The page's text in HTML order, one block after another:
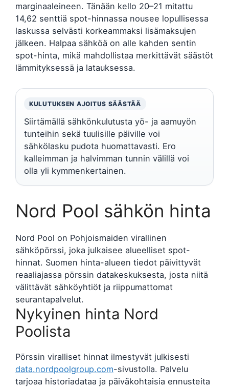
marginaaleineen. Tänään kello 20–21 mitattu
14,62 senttiä spot-hinnassa nousee lopullisessa
laskussa selvästi korkeammaksi lisämaksujen
jälkeen. Halpaa sähköä on alle kahden sentin
spot-hinta, mikä mahdollistaa merkittävät säästöt
lämmityksessä ja latauksessa.
KULUTUKSEN AJOITUS SÄÄSTÄÄ
Siirtämällä sähkönkulutusta yö- ja aamuyön
tunteihin sekä tuulisille päiville voi
sähkölasku pudota huomattavasti. Ero
kalleimman ja halvimman tunnin välillä voi
olla yli kymmenkertainen.
Nord Pool sähkön hinta
Nord Pool on Pohjoismaiden virallinen
sähköpörssi, joka julkaisee alueelliset spot-
hinnat. Suomen hinta-alueen tiedot päivittyvät
reaaliajassa pörssin datakeskuksesta, josta niitä
välittävät sähköyhtiöt ja riippumattomat
seurantapalvelut.
Nykyinen hinta Nord
Poolista
Pörssin viralliset hinnat ilmestyvät julkisesti
data.nordpoolgroup.com-sivustolla. Palvelu
tarjoaa historiadataa ja päiväkohtaisia ennusteita